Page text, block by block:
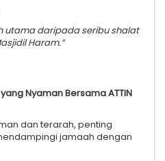
utama daripada seribu shalat
Haram.”
Nyaman Bersama ATTIN
dan terarah, penting
jamaah dengan